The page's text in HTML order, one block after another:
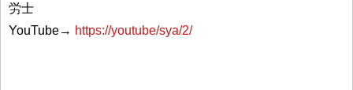
労士
YouTube→ https://youtube/sya/2/